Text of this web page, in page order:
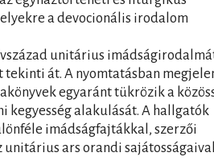
a devocionális irodalom
unitárius
tekinti át. A nyomtatásban
egyaránt tükrözik a
kegyesség alakulását. A hallgatók
imádságfajtákkal, szerzői
unitárius ars orandi